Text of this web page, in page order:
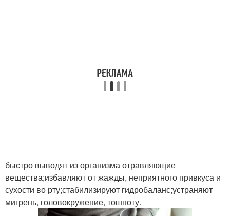
быстро выводят из организма отравляющие
вещества;избавляют от жажды, неприятного привкуса и
сухости во рту;стабилизируют гидробаланс;устраняют
мигрень, головокружение, тошноту.